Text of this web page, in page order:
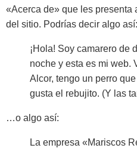
«Acerca de» que les presenta
del sitio. Podrías decir algo así:
¡Hola! Soy camarero de
noche y esta es mi web.
Alcor, tengo un perro
gusta el rebujito. (Y las
…o algo así:
La empresa «Mariscos